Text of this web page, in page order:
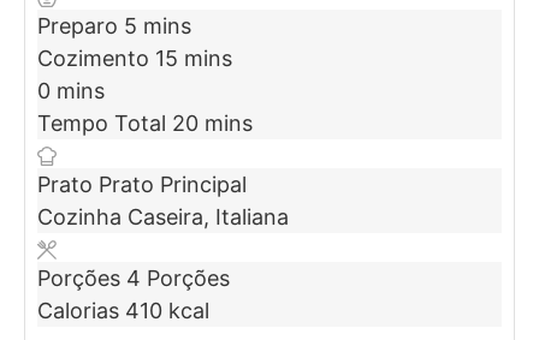
Preparo 5 mins
Cozimento 15 mins
0 mins
Tempo Total 20 mins
Prato Prato Principal
Cozinha Caseira, Italiana
Porções 4 Porções
Calorias 410 kcal